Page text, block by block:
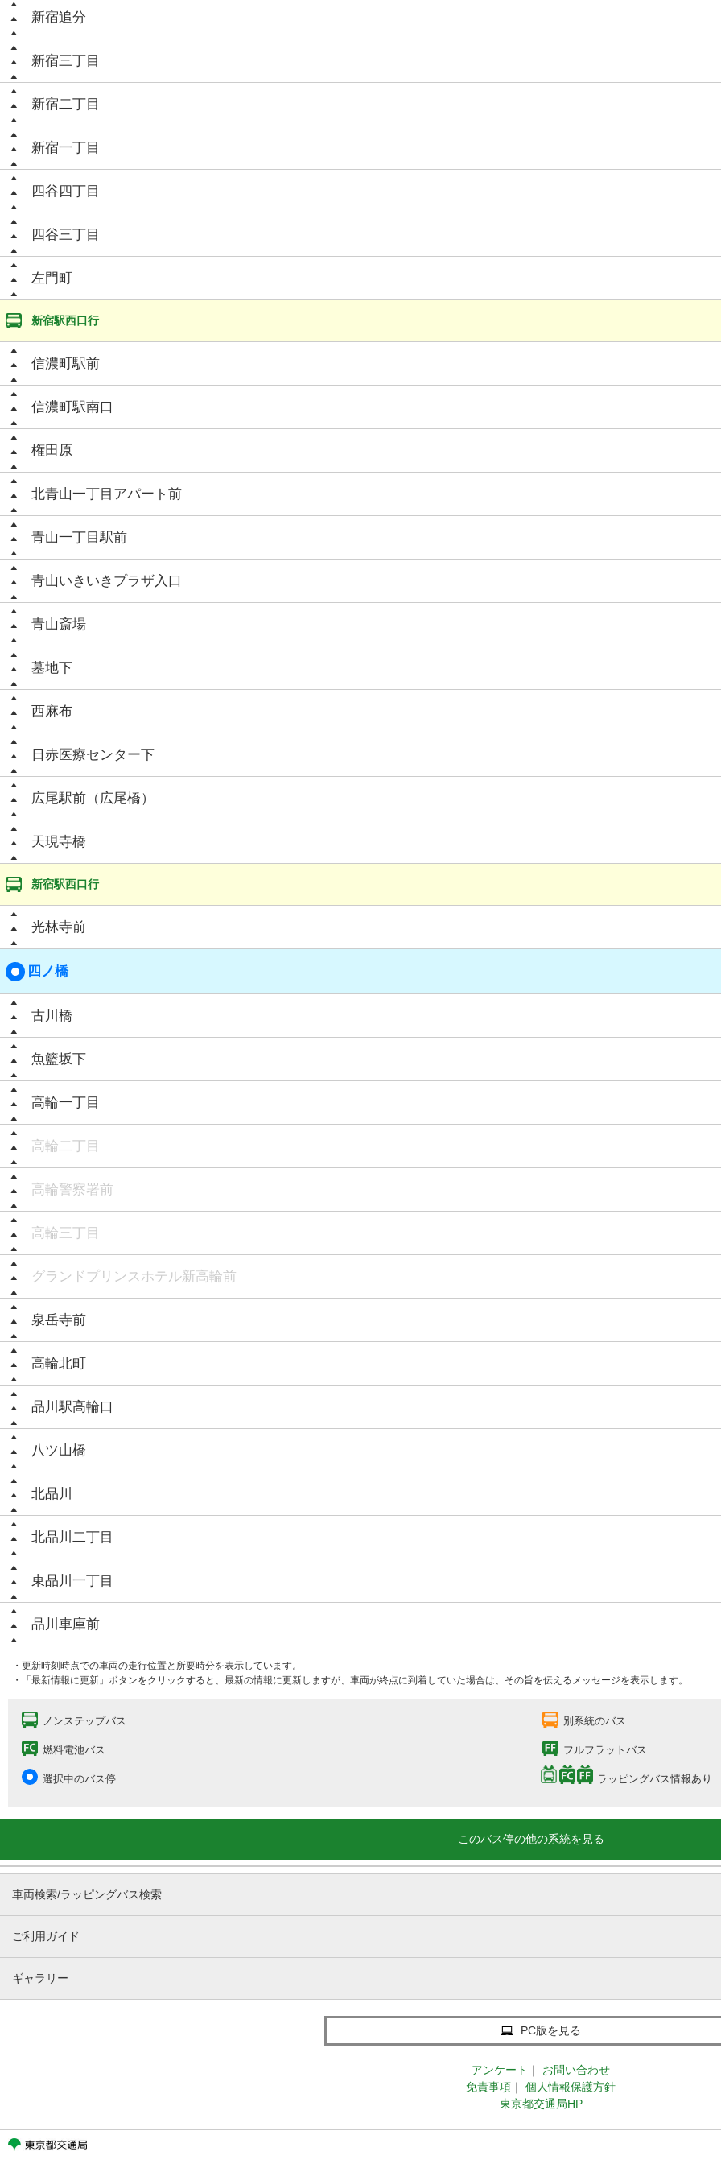
新宿追分
新宿三丁目
新宿二丁目
新宿一丁目
四谷四丁目
四谷三丁目
左門町
新宿駅西口行
信濃町駅前
信濃町駅南口
権田原
北青山一丁目アパート前
青山一丁目駅前
青山いきいきプラザ入口
青山斎場
墓地下
西麻布
日赤医療センター下
広尾駅前（広尾橋）
天現寺橋
新宿駅西口行
光林寺前
四ノ橋
古川橋
魚籃坂下
高輪一丁目
高輪二丁目
高輪警察署前
高輪三丁目
グランドプリンスホテル新高輪前
泉岳寺前
高輪北町
品川駅高輪口
八ツ山橋
北品川
北品川二丁目
東品川一丁目
品川車庫前
・更新時刻時点での車両の走行位置と所要時分を表示しています。
・「最新情報に更新」ボタンをクリックすると、最新の情報に更新しますが、車両が終点に到着していた場合は、その旨を伝えるメッセージを表示します。
ノンステップバス 別系統のバス
燃料電池バス フルフラットバス
選択中のバス停 ラッピングバス情報あり
このバス停の他の系統を見る
車両検索/ラッピングバス検索
ご利用ガイド
ギャラリー
PC版を見る
アンケート ｜
お問い合わせ
免責事項 ｜
個人情報保護方針
東京都交通局HP